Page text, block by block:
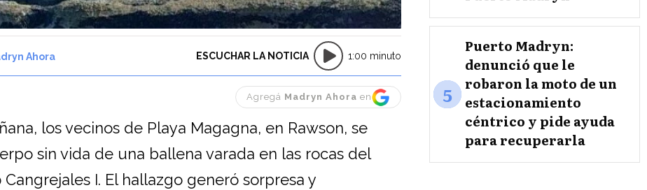
Ahora ESCUCHAR LA NOTICIA 1:00 minuto
Agregá Madryn Ahora en
los vecinos de Playa Magagna, en Rawson, se
sin vida de una ballena varada en las rocas del
I. El hallazgo generó sorpresa y
5
Puerto Madryn:
denunció que le
robaron la moto de un
estacionamiento
céntrico y pide ayuda
para recuperarla